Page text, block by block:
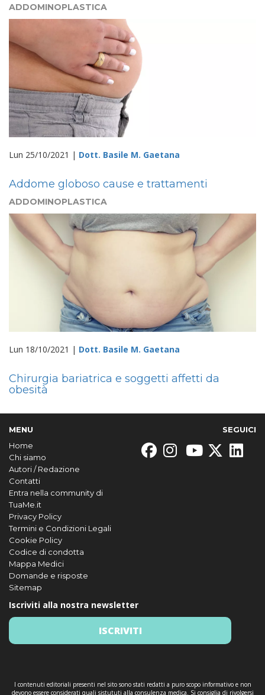
ADDOMINOPLASTICA
Lun 25/10/2021 | Dott. Basile M. Gaetana
Addome globoso cause e trattamenti
ADDOMINOPLASTICA
Lun 18/10/2021 | Dott. Basile M. Gaetana
Chirurgia bariatrica e soggetti affetti da
obesità
MENU
Home
Chi siamo
Autori / Redazione
Contatti
Entra nella community di
TuaMe.it
Privacy Policy
Termini e Condizioni Legali
Cookie Policy
Codice di condotta
Mappa Medici
Domande e risposte
Sitemap
SEGUICI
Iscriviti alla nostra newsletter
ISCRIVITI
I contenuti editoriali presenti nel sito sono stati redatti a puro scopo informativo e non
devono essere considerati quali sistututi alla consulenza medica. Si consiglia di rivolgersi